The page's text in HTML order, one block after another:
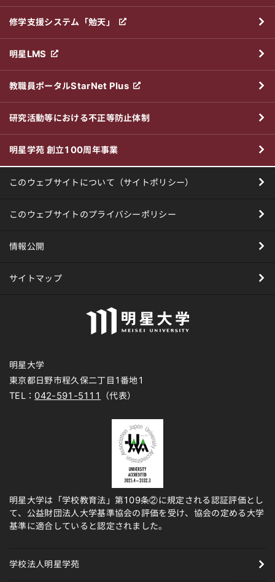
修学支援システム「勉天」
明星LMS
教職員ポータルStarNet Plus
研究活動等における不正等防止体制
明星学苑 創立100周年事業
このウェブサイトについて（サイトポリシー）
このウェブサイトのプライバシーポリシー
情報公開
サイトマップ
明星大学
東京都日野市程久保二丁目1番地1
TEL： 042-591-5111 （代表）
明星大学は「学校教育法」第109条②に規定される認証評価とし
て、公益財団法人大学基準協会の評価を受け、協会の定める大学
基準に適合していると認定されました。
学校法人明星学苑